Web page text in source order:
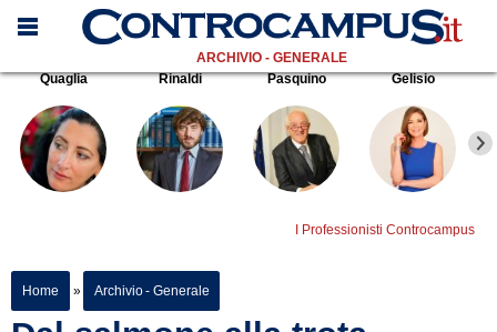
ARCHIVIO - GENERALE
Quaglia
Rinaldi Pasquino Gelisio
I Professionisti Controcampus
Home » Archivio - Generale